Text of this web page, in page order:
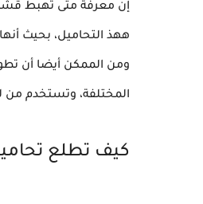
إن معرفة متى تهبط
ههذ التحاميل، بحيث
ومن الممكن أيضا أن
المختلفة، وتستخدم من
كيف تطلع